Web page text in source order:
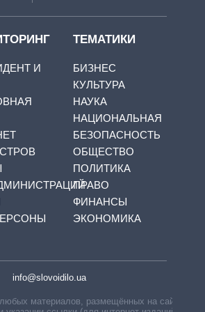
И
ТЕМАТИКИ
БИЗНЕС
КУЛЬТУРА
НАУКА
НАЦИОНАЛЬНАЯ
БЕЗОПАСНОСТЬ
ОБЩЕСТВО
ПОЛИТИКА
ПРАВО
ФИНАНСЫ
ЭКОНОМИКА
info@slovoidilo.ua
материалов, размещённых на сайте,